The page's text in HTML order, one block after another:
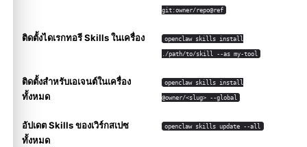
git:owner/repo@ref
ติดตั้งไดเรกทอรี Skills ในเครื่อง openclaw skills install
./path/to/skill --as my-tool
ติดตั้งสำหรับเอเจนต์ในเครื่อง
ทั้งหมด
openclaw skills install
@owner/<slug> --global
อัปเดต Skills ของเวิร์กสเปซ
ทั้งหมด
openclaw skills update --all